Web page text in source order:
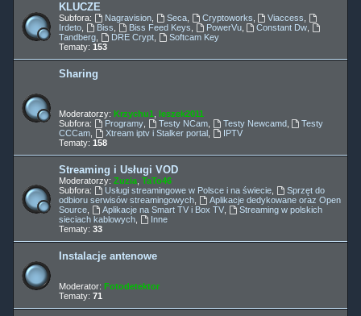
KLUCZE
Subfora: Nagravision, Seca, Cryptoworks Viaccess
Irdeto
Biss Biss Feed Keys PowerVu, Constant Dw
Tandberg
DRE Crypt,
Softcam Key
Tematy: 153
Sharing
Moderatorzy: Krzychu1
leszek2011
Subfora:
Programy, Testy NCam, Testy Newcamd,
Testy
CCCam
Xtream iptv i Stalker portal,
IPTV
Tematy: 158
Streaming i Usługi VOD
Moderatorzy: Zuzia TaTo46
Subfora:
Usługi streamingowe w Polsce i na świecie,
Sprzęt do
odbioru serwisów streamingowych
Aplikacje dedykowane oraz Open
Source
Aplikacje na Smart TV i Box TV,
Streaming w polskich
sieciach kablowych
Inne
Tematy: 33
Instalacje antenowe
Moderator: Fotodetektor
Tematy: 71